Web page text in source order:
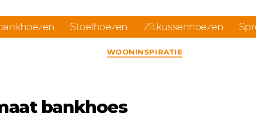
Stoelhoezen Zitkussenhoezen
Categorieën
WOONINSPIRATIE
bankhoes